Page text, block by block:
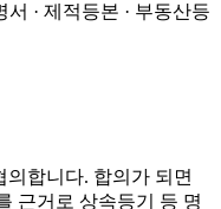
· 제적등본 · 부동산등
합니다. 합의가 되면
근거로 상속등기 등 명